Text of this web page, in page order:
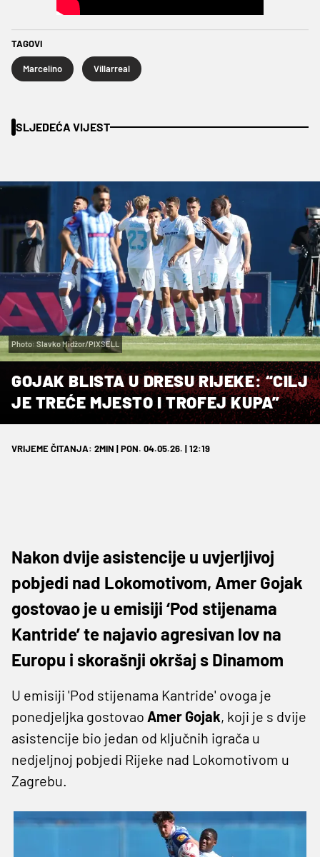
TAGOVI
Marcelino Villarreal
SLJEDEĆA VIJEST
Photo: Slavko Midžor/PIXSELL
GOJAK BLISTA U DRESU RIJEKE: “CILJ
JE TREĆE MJESTO I TROFEJ KUPA”
VRIJEME ČITANJA: 2MIN | PON. 04.05.26. | 12:19
Nakon dvije asistencije u uvjerljivoj
pobjedi nad Lokomotivom, Amer Gojak
gostovao je u emisiji ‘Pod stijenama
Kantride’ te najavio agresivan lov na
Europu i skorašnji okršaj s Dinamom
U emisiji 'Pod stijenama Kantride' ovoga je
ponedjeljka gostovao Amer Gojak, koji je s dvije
asistencije bio jedan od ključnih igrača u
nedjeljnoj pobjedi Rijeke nad Lokomotivom u
Zagrebu.